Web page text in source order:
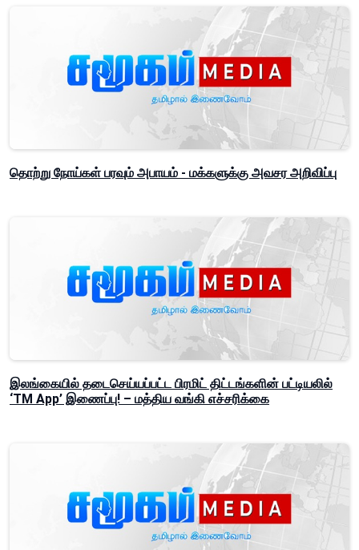
தொற்று நோய்கள் பரவும் அபாயம் - மக்களுக்கு அவசர அறிவிப்பு
இலங்கையில் தடைசெய்யப்பட்ட பிரமிட் திட்டங்களின் பட்டியலில்
‘TM App’ இணைப்பு! – மத்திய வங்கி எச்சரிக்கை